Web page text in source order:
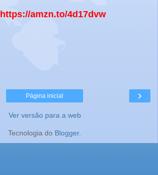
https://amzn.to/4d17dvw
›
Página inicial
Ver versão para a web
Tecnologia do Blogger.